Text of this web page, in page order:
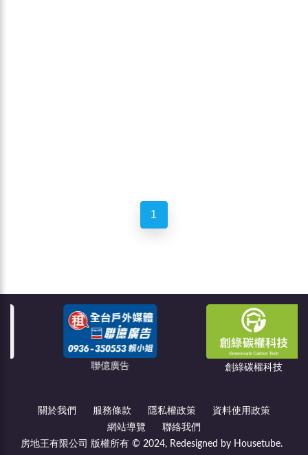
1
聯億廣告 創綠碳權科技
關於我們 服務條款 隱私權政策
資料使用政策
網站導覽
聯絡我們
房地王有限公司 版權所有 © 2024, Redesigned by Housetube.